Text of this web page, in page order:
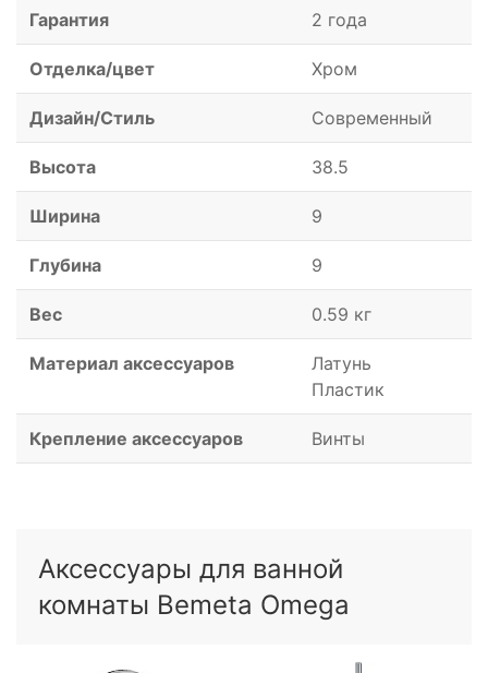
Гарантия 2 года
Отделка/цвет Хром
Дизайн/Стиль Современный
Высота 38.5
Ширина 9
Глубина 9
Вес 0.59 кг
Материал аксессуаров
Латунь
Пластик
Крепление аксессуаров Винты
Аксессуары для ванной
комнаты Bemeta Omega